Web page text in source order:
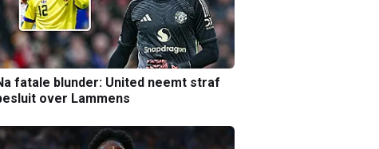
fatale blunder: United neemt straf
over Lammens